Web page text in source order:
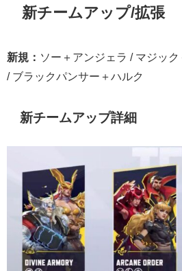
新チームアップ/拡張
新規： ソー＋アンジェラ / マジッ
/ ブラックパンサー＋ハルク
新チームアップ詳細